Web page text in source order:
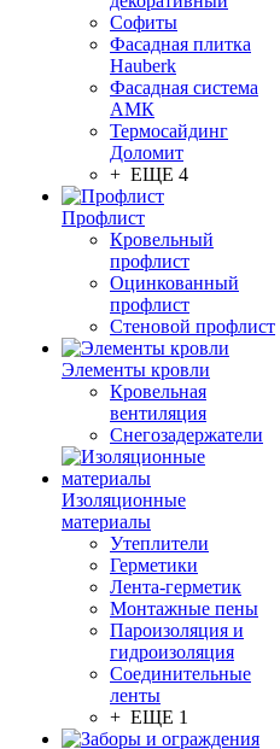
Софиты
Фасадная плитка
Hauberk
Фасадная система
АМК
Термосайдинг
Доломит
+ ЕЩЕ 4
Профлист
Кровельный
профлист
Оцинкованный
профлист
Стеновой профлист
Элементы кровли
Кровельная
вентиляция
Снегозадержатели
Изоляционные
материалы
Утеплители
Герметики
Лента-герметик
Монтажные пены
Пароизоляция и
гидроизоляция
Соединительные
ленты
+ ЕЩЕ 1